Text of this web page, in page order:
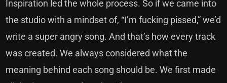
Inspiration led the whole process. So if we came into
the studio with a mindset of, “I’m fucking pissed,” we’d
write a super angry song. And that’s how every track
was created. We always considered what the
meaning behind each song should be. We first made